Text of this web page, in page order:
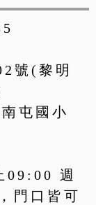
號(黎明
屯國小
09:00 週
門口皆可